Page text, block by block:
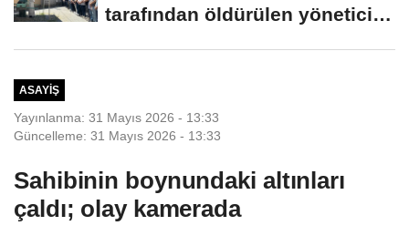
tarafından öldürülen yönetici
ASAYIŞ
Yayınlanma: 31 Mayıs 2026 - 13:33
Güncelleme: 31 Mayıs 2026 - 13:33
Sahibinin boynundaki altınları
çaldı; olay kamerada